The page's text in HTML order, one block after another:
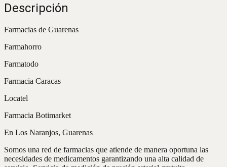
Descripción
Farmacias de Guarenas
Farmahorro
Farmatodo
Farmacia Caracas
Locatel
Farmacia Botimarket
En Los Naranjos, Guarenas
Somos una red de farmacias que atiende de manera oportuna las
necesidades de medicamentos garantizando una alta calidad de